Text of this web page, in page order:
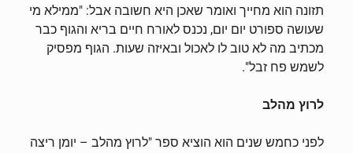
תזונה הוא מחייך ואומר שאכן היא חשובה אבל: "ממילא מי
שעושה ספורט יום יום, נכנס לאורח חיים בריא והגוף כבר
מכתיב מה לא טוב לו לאכול ובאיזה שעות. הגוף מפסיק
לשמש פח זבל".
לרוץ מהלב
לפני כחמש שנים הוא הוציא ספר "לרוץ מהלב – יומן ריצה